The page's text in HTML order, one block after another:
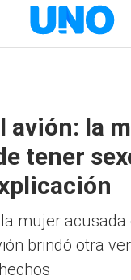
avión: la
tener
mujer acusada
brindó otra